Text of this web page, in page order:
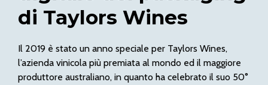
di Taylors Wines
Il 2019 è stato un anno speciale per Taylors Wines,
l’azienda vinicola più premiata al mondo ed il maggiore
produttore australiano, in quanto ha celebrato il suo 50°